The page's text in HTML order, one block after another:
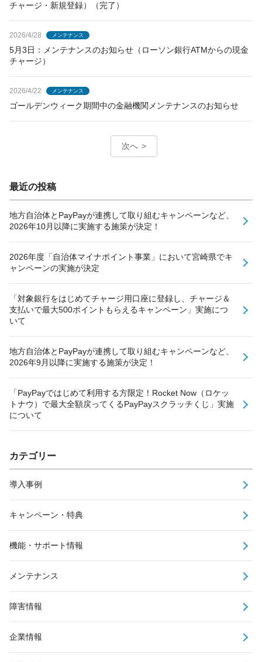
チャージ・新規登録）（完了）
2026/4/28 メンテナンス
5月3日：メンテナンスのお知らせ（ローソン銀行ATMからの現金
チャージ）
2026/4/22 メンテナンス
ゴールデンウィーク期間中の金融機関メンテナンスのお知らせ
次へ
最近の投稿
地方自治体とPayPayが連携して取り組むキャンペーンなど、
2026年10月以降に実施する施策が決定！
2026年度「自治体マイナポイント事業」において宮崎県でキ
ャンペーンの実施が決定
「対象銀行をはじめてチャージ用口座に登録し、チャージ＆
支払いで最大500ポイントもらえるキャンペーン」実施につ
いて
地方自治体とPayPayが連携して取り組むキャンペーンなど、
2026年9月以降に実施する施策が決定！
「PayPayではじめて利用する方限定！Rocket Now（ロケッ
トナウ）で最大全額戻ってくるPayPayスクラッチくじ」実施
について
カテゴリー
導入事例
キャンペーン・特典
機能・サポート情報
メンテナンス
障害情報
企業情報